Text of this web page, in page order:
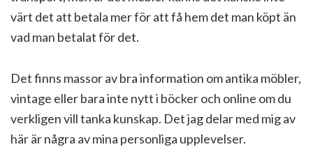
värt det att betala mer för att få hem det man köpt än
vad man betalat för det.
Det finns massor av bra information om antika möbler,
vintage eller bara inte nytt i böcker och online om du
verkligen vill tanka kunskap. Det jag delar med mig av
här är några av mina personliga upplevelser.